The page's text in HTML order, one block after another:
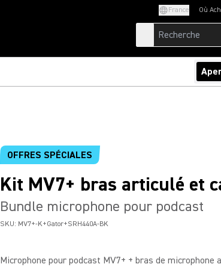
France Où
OFFRES SPÉCIALES
Kit MV7+ bras articulé et
Bundle microphone pour podcast
SKU: MV7+-K+Gator+SRH440A-BK
Microphone pour podcast MV7+ + bras de microphone